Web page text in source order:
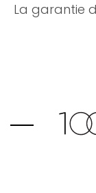
La garantie